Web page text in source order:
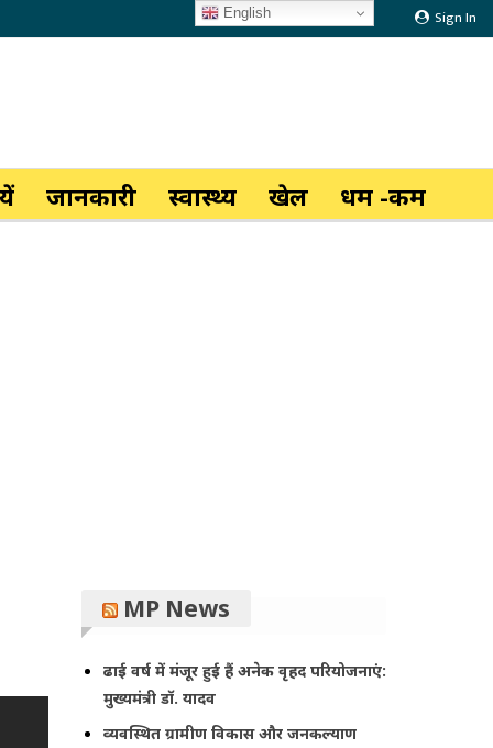
Sign In
जानकारी स्वास्थ्य खेल धर्म -कर्म
MP News
ढाई वर्ष में मंजूर हुई हैं अनेक वृहद परियोजनाएं:
मुख्यमंत्री डॉ. यादव
व्यवस्थित ग्रामीण विकास और जनकल्याण
English